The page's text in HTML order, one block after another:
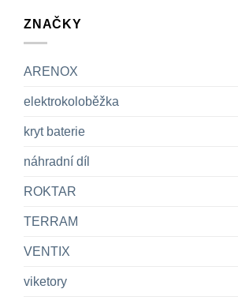
ZNAČKY
ARENOX
elektrokoloběžka
kryt baterie
náhradní díl
ROKTAR
TERRAM
VENTIX
viketory